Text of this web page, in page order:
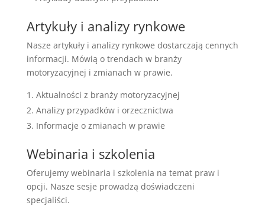
Artykuły i analizy rynkowe
Nasze artykuły i analizy rynkowe dostarczają cennych
informacji. Mówią o trendach w branży
motoryzacyjnej i zmianach w prawie.
Aktualności z branży motoryzacyjnej
Analizy przypadków i orzecznictwa
Informacje o zmianach w prawie
Webinaria i szkolenia
Oferujemy webinaria i szkolenia na temat praw i
opcji. Nasze sesje prowadzą doświadczeni
specjaliści.